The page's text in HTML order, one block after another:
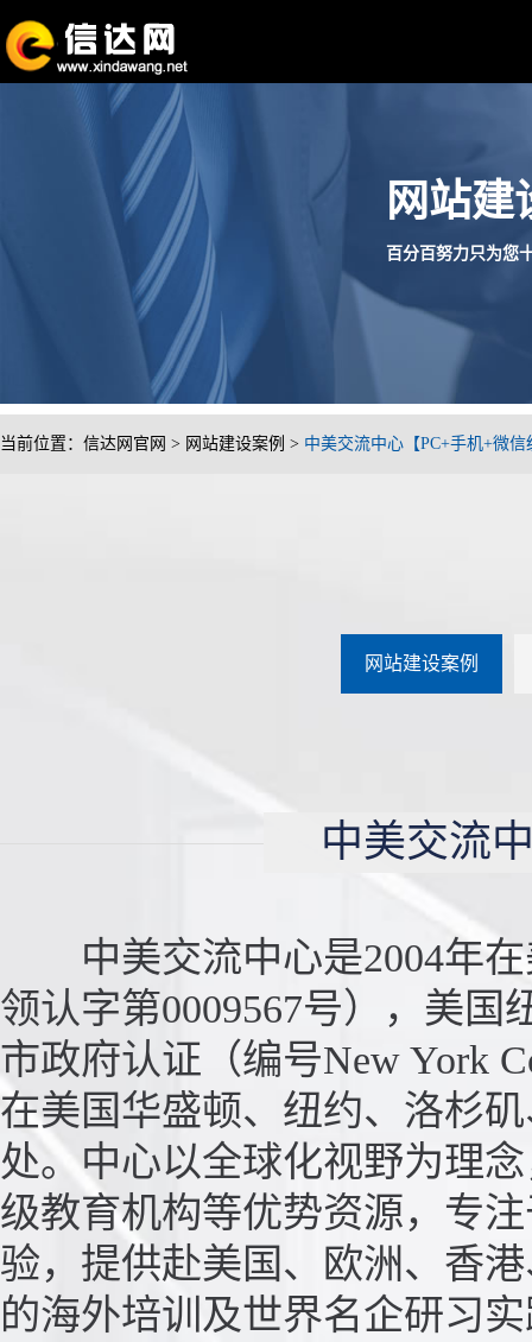
网站建
百分百努力只为您
当前位置： 信达网官网 > 网站建设案例 > 中美交流中心【PC+手机+微信
网站建设案例
中美交流
中美交流中心是2004年在
领认字第0009567号），美国
市政府认证（编号New York
在美国华盛顿、纽约、洛杉
处。中心以全球化视野为理
级教育机构等优势资源，专
验，提供赴美国、欧洲、香
的海外培训及世界名企研习